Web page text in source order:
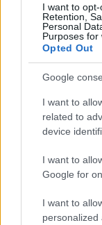
I want to opt-
Retention,
Personal
Purposes for
Opted Out
Google
I want to
related to
device
I want to
Google for
I want to
personalized
Lavoro digitale:
Andrea Innocenti · 3
PIÙ LETTI
C’è posta
anticipazioni